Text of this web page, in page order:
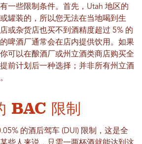
一些限制条件。首先，Utah 地区的
罐装的，所以您无法在当地喝到生
或杂货店也买不到酒精度超过 5% 的
啤酒厂通常会在店内提供饮用。如果
可以在酿酒厂或州立酒类商店购买全
前计划后一种选择；并非所有州立酒
BAC 限制
的酒后驾车 (DUI) 限制，这是全